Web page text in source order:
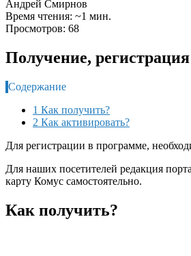
Андрей Смирнов
Время чтения: ~1 мин.
Просмотров: 68
Получение,
Содержание
1 Как получить?
2 Как активировать?
Для регистрации в программе,
Для наших посетителей редакция
карту Комус самостоятельно.
Как получить?